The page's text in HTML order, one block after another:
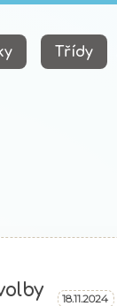
Třídy
18.11.2024